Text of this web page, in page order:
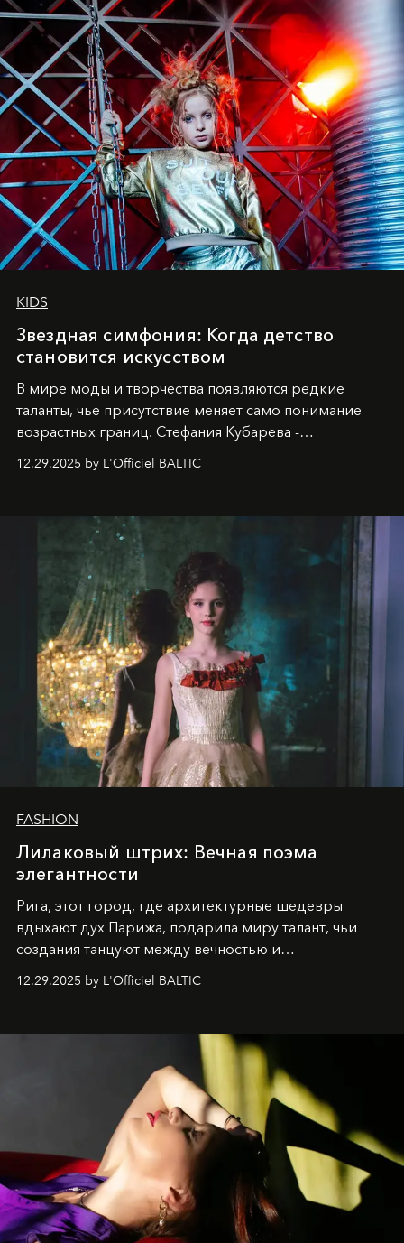
KIDS
Звездная симфония: Когда детство
становится искусством
В мире моды и творчества появляются редкие
таланты, чье присутствие меняет само понимание
возрастных границ. Стефания Кубарева -
десятилетняя обладательница невероятной
харизмы, чье имя уже украшает обложки
2025
и LUXIA June 2025, представляет собой
уникальное явление современной культуры.
12.29.2025 by L'Officiel BALTIC
FASHION
Лилаковый штрих: Вечная поэма
элегантности
Рига, этот город, где архитектурные шедевры
вдыхают дух Парижа, подарила миру талант, чьи
создания танцуют между вечностью и
современностью.
12.29.2025 by L'Officiel BALTIC